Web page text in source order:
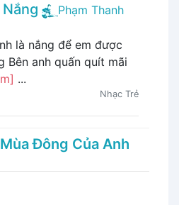
Phạm Thanh
là nắng để em được
Bên anh quấn quít mãi
...
Nhạc Trẻ
Đông Của Anh